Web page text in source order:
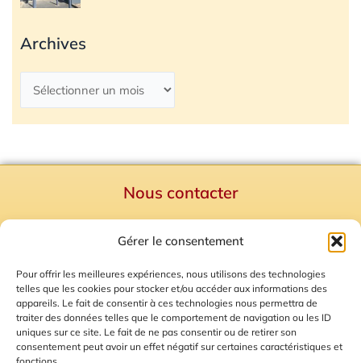
Gérer le consentement
Pour offrir les meilleures expériences, nous utilisons des technologies
telles que les cookies pour stocker et/ou accéder aux informations des
appareils. Le fait de consentir à ces technologies nous permettra de
traiter des données telles que le comportement de navigation ou les ID
uniques sur ce site. Le fait de ne pas consentir ou de retirer son
consentement peut avoir un effet négatif sur certaines caractéristiques et
Archives
Nous contacter
Mentions Légales
Plan du site
Gestion des Cookies